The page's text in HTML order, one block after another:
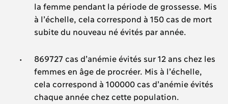
la femme pendant la période de grossesse. Mis
à l’échelle, cela correspond à 150 cas de mort
subite du nouveau né évités par année.
869727 cas d’anémie évités sur 12 ans chez les
femmes en âge de procréer. Mis à l’échelle,
cela correspond à 100000 cas d’anémie évités
chaque année chez cette population.